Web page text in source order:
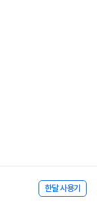
한달 사용기